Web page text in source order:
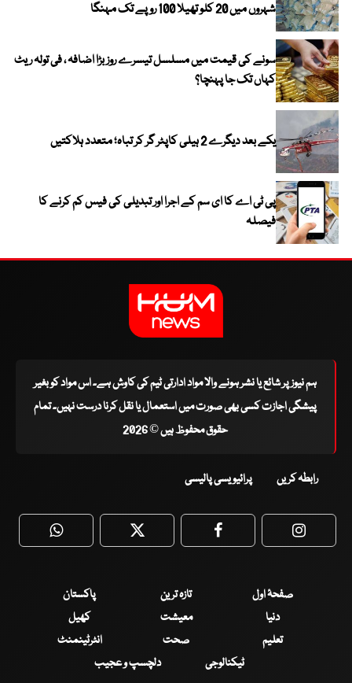
شہروں میں 20 کلو تھیلا 100 روپے تک مہنگا
سونے کی قیمت میں مسلسل تیسرے روز بڑا اضافہ ، فی تولہ ریٹ
کہاں تک جا پہنچا؟
یکے بعد دیگرے 2 ہیلی کاپٹر گر کر تباہ؛ متعدد ہلاکتیں
پی ٹی اے کا ای سم کے اجرا اور تبدیلی کی فیس کم کرنے کا
فیصلہ
ہم نیوز پر شائع یا نشر ہونے والا مواد ادارتی ٹیم کی کاوش ہے۔ اس مواد کو بغیر
پیشگی اجازت کسی بھی صورت میں استعمال یا نقل کرنا درست نہیں۔ تمام
حقوق محفوظ ہیں © 2026
رابطہ کریں پرائیویسی پالیسی
WhatsApp Twitter Facebook
صفحۂ اول تازہ ترین
پاکستان
دنیا
معیشت
کھیل
تعلیم
صحت
انٹرٹینمنٹ
ٹیکنالوجی
دلچسپ و عجیب